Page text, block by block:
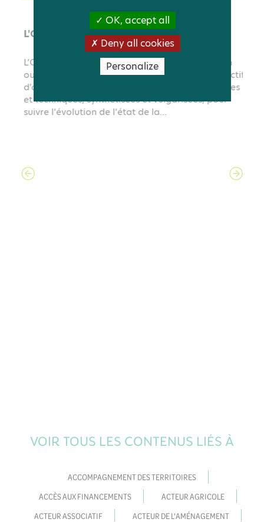
VOIR TOUS LES CONTENUS LIÉS À
ACCOMPAGNEMENT DES TERRITOIRES
ACCÈS AUX FINANCEMENTS
ACTEUR AGRICOLE
ACTEUR ASSOCIATIF
ACTEUR DE L'AMÉNAGEMENT
OK, accept all
Deny all cookies
Personalize